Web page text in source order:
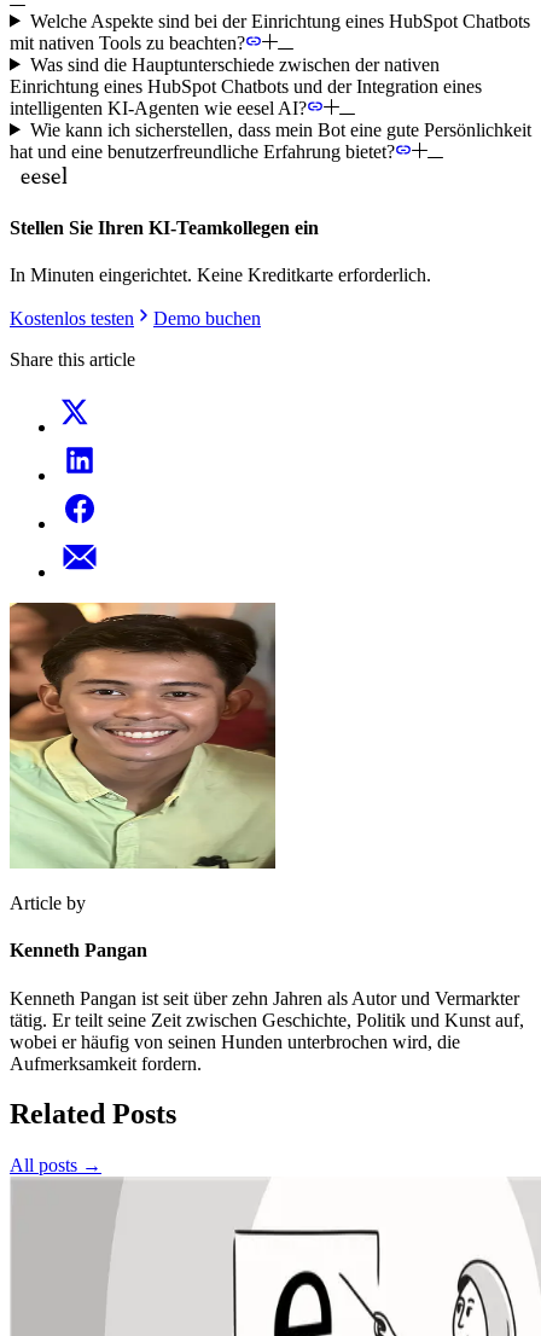
Welche Aspekte sind bei der Einrichtung eines HubSpot Chatbots
mit nativen Tools zu beachten?
Was sind die Hauptunterschiede zwischen der nativen
Einrichtung eines HubSpot Chatbots und der Integration eines
intelligenten KI-Agenten wie eesel AI?
Wie kann ich sicherstellen, dass mein Bot eine gute Persönlichkeit
hat und eine benutzerfreundliche Erfahrung bietet?
Stellen Sie Ihren KI-Teamkollegen ein
In Minuten eingerichtet. Keine Kreditkarte erforderlich.
Kostenlos testen
Demo buchen
Share this article
Article by
Kenneth Pangan
Kenneth Pangan ist seit über zehn Jahren als Autor und Vermarkter
tätig. Er teilt seine Zeit zwischen Geschichte, Politik und Kunst auf,
wobei er häufig von seinen Hunden unterbrochen wird, die
Aufmerksamkeit fordern.
Related Posts
All posts →